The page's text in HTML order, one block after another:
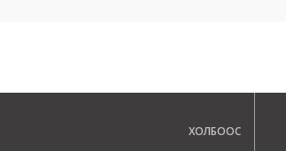
ХОЛБООС